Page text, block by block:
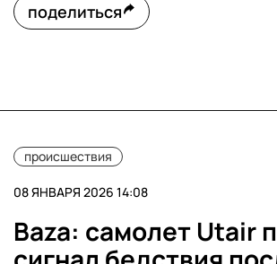
поделиться
происшествия
08 ЯНВАРЯ 2026 14:08
Baza: самолет Utair